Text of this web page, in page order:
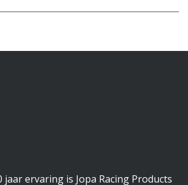
jaar ervaring is Jopa Racing Products